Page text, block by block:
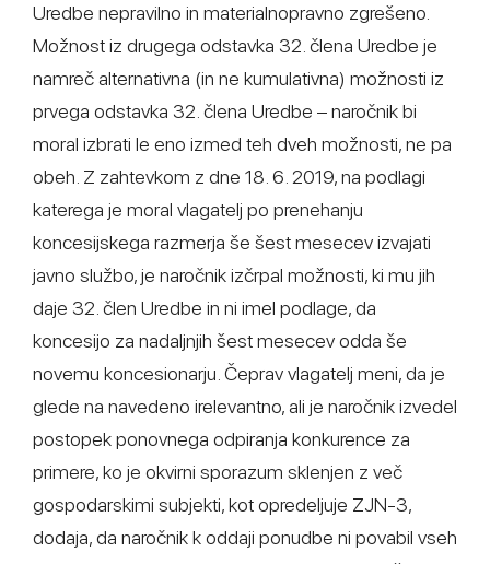
Uredbe nepravilno in materialnopravno zgrešeno.
Možnost iz drugega odstavka 32. člena Uredbe je
namreč alternativna (in ne kumulativna) možnosti iz
prvega odstavka 32. člena Uredbe – naročnik bi
moral izbrati le eno izmed teh dveh možnosti, ne pa
obeh. Z zahtevkom z dne 18. 6. 2019, na podlagi
katerega je moral vlagatelj po prenehanju
koncesijskega razmerja še šest mesecev izvajati
javno službo, je naročnik izčrpal možnosti, ki mu jih
daje 32. člen Uredbe in ni imel podlage, da
koncesijo za nadaljnjih šest mesecev odda še
novemu koncesionarju. Čeprav vlagatelj meni, da je
glede na navedeno irelevantno, ali je naročnik izvedel
postopek ponovnega odpiranja konkurence za
primere, ko je okvirni sporazum sklenjen z več
gospodarskimi subjekti, kot opredeljuje ZJN-3,
dodaja, da naročnik k oddaji ponudbe ni povabil vseh